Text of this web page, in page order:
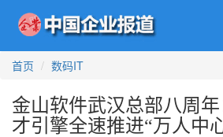
首页
数码IT
金山软件武汉总部八周
才引擎全速推进“万人中